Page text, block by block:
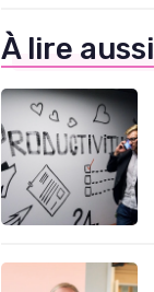
À lire aussi